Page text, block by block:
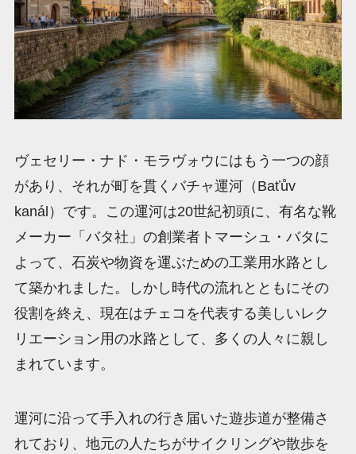
ヴェセリー・ナド・モラヴォウにはもう一つの顔
があり、それが町を貫くバチャ運河（Baťův
kanál）です。この運河は20世紀初頭に、有名な靴
メーカー「バタ社」の創業者トマーシュ・バタに
よって、石炭や物資を運ぶための工業用水路とし
て築かれました。しかし時代の流れとともにその
役割を終え、現在はチェコを代表する美しいレク
リエーション用の水路として、多くの人々に親し
まれています。
運河に沿って手入れの行き届いた遊歩道が整備さ
れており、地元の人たちがサイクリングや散歩を